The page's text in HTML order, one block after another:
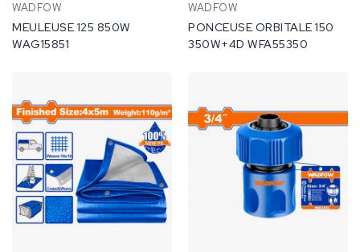
WADFOW
MEULEUSE 125 850W
WAG15851
WADFOW
PONCEUSE ORBITALE 150
350W+4D WFA55350